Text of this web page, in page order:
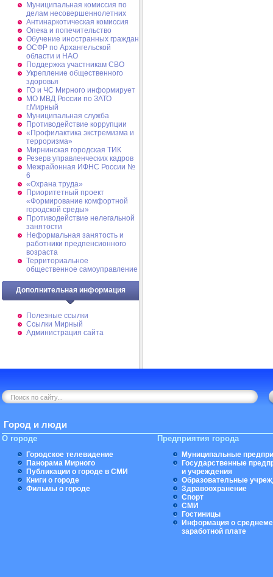
Муниципальная комиссия по
делам несовершеннолетних
Антинаркотическая комиссия
Опека и попечительство
Обучение иностранных граждан
ОСФР по Архангельской
области и НАО
Поддержка участникам СВО
Укрепление общественного
здоровья
ГО и ЧС Мирного информирует
МО МВД России по ЗАТО
г.Мирный
Муниципальная cлужба
Противодействие коррупции
«Профилактика экстремизма и
терроризма»
Мирнинская городская ТИК
Резерв управленческих кадров
Межрайонная ИФНС России №
6
«Охрана труда»
Приоритетный проект
«Формирование комфортной
городской среды»
Противодействие нелегальной
занятости
Неформальная занятость и
работники предпенсионного
возраста
Территориальное
общественное самоуправление
Дополнительная информация
Полезные ссылки
Ссылки Мирный
Администрация сайта
Город и люди
О городе
Городское телевидение
Панорама Мирного
Публикации о городе в СМИ
Книги о городе
Фильмы о городе
Предприятия города
Муниципальные
Государственные
и учреждения
Образовательные
Здравоохранение
Спорт
СМИ
Гостиницы
Информация о
заработной плате